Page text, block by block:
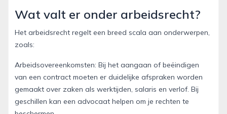
Wat valt er onder arbeidsrecht?
Het arbeidsrecht regelt een breed scala aan onderwerpen,
zoals:
Arbeidsovereenkomsten: Bij het aangaan of beëindigen
van een contract moeten er duidelijke afspraken worden
gemaakt over zaken als werktijden, salaris en verlof. Bij
geschillen kan een advocaat helpen om je rechten te